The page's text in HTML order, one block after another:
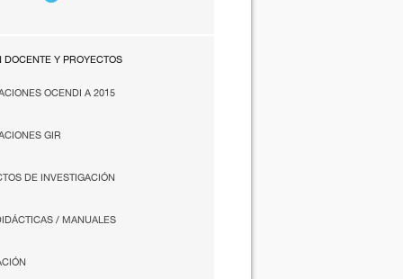
DOCENTE Y PROYECTOS
OCENDI A 2015
GIR
DE INVESTIGACIÓN
/ MANUALES